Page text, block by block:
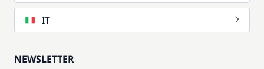
IT
NEWSLETTER